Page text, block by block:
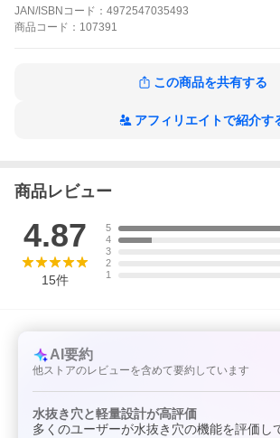
メダカ元気シリー
●メダカのための飼育鉢
●かんたん飼育セット
S/L
S/M/L
●コンパクト飼育セット
200キューブ
●メダカのための水槽セ
ット
●やさしい水槽セット
アクア
ン コン
使用日
メーカー：ジェックス
メダカを美しく飼育・鑑賞できる！
JAN/ISBNコード： 4972547035493
商品 コード： 107391
この商品を共有する
アフィリエイトで紹介す
商品レビュー
4.87
15件
5
4
3
2
1
AI要約
他ストアのレビューを含めて要約しています
水抜き穴と軽量設計が高評価
多くのユーザーが水抜き穴の機能を評価し